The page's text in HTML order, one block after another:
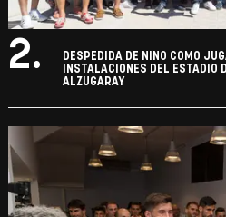
2.
DESPEDIDA DE NINO COMO
INSTALACIONES DEL
ALZUGARAY